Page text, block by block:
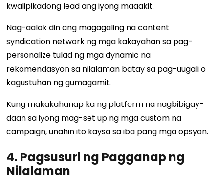
kwalipikadong lead ang iyong maaakit.
Nag-aalok din ang magagaling na content
syndication network ng mga kakayahan sa pag-
personalize tulad ng mga dynamic na
rekomendasyon sa nilalaman batay sa pag-uugali o
kagustuhan ng gumagamit.
Kung makakahanap ka ng platform na nagbibigay-
daan sa iyong mag-set up ng mga custom na
campaign, unahin ito kaysa sa iba pang mga opsyon.
4. Pagsusuri ng Pagganap ng
Nilalaman